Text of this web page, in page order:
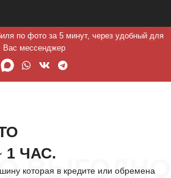
по фото за 5 минут, через удобный для
Вас мессенджер
ВЫГОДНО
1 ЧАС.
которая в кредите или обремена